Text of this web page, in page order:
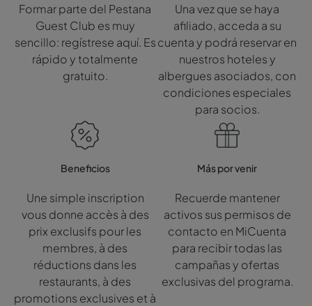
Formar parte del Pestana
Guest Club es muy
sencillo: regístrese aquí. Es
rápido y totalmente
gratuito.
Una vez que se haya
afiliado, acceda a su
cuenta y podrá reservar en
nuestros hoteles y
albergues asociados, con
condiciones especiales
para socios.
Beneficios
Une simple inscription
vous donne accès à des
prix exclusifs pour les
membres, à des
réductions dans les
restaurants, à des
promotions exclusives et à
Más por venir
Recuerde mantener
activos sus permisos de
contacto en MiCuenta
para recibir todas las
campañas y ofertas
exclusivas del programa.